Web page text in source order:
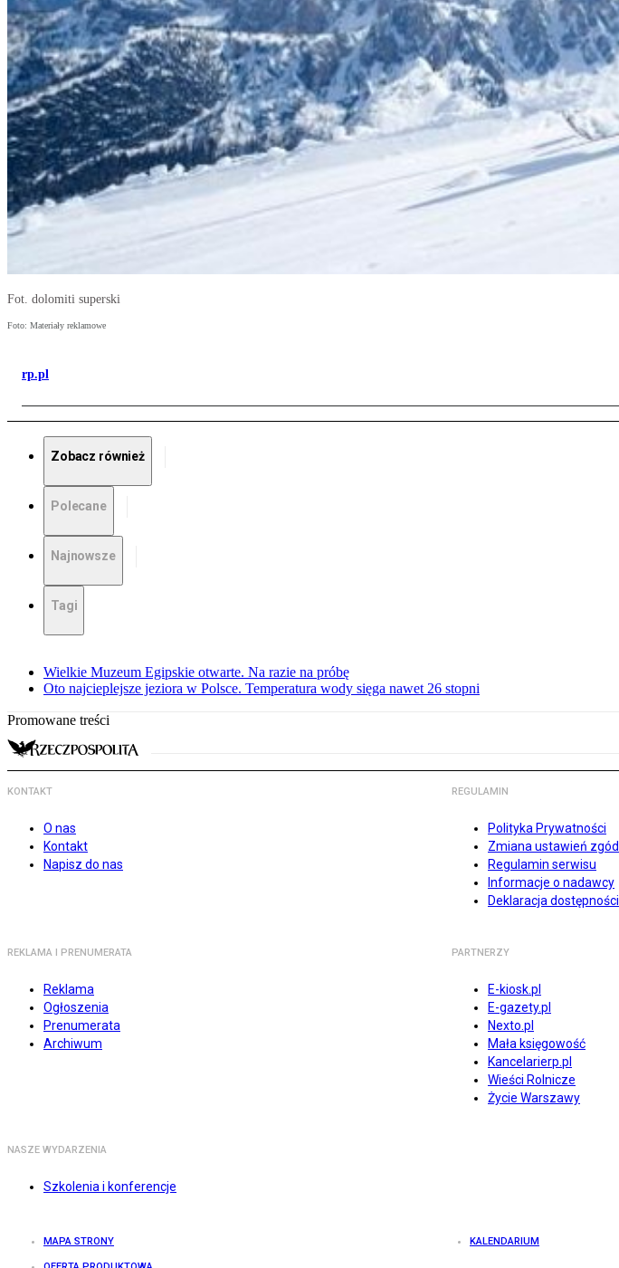
Fot. dolomiti superski
Foto: Materiały reklamowe
rp.pl
Zobacz również
Polecane
Najnowsze
Tagi
Wielkie Muzeum Egipskie otwarte. Na razie na próbę
Oto najcieplejsze jeziora w Polsce. Temperatura wody sięga nawet 26 stopni
Promowane treści
KONTAKT
O nas
Kontakt
Napisz do nas
REGULAMIN
Polityka Prywatności
Zmiana ustawień zgód
Regulamin serwisu
Informacje o nadawcy
Deklaracja dostępności
REKLAMA I PRENUMERATA
Reklama
Ogłoszenia
Prenumerata
Archiwum
PARTNERZY
E-kiosk.pl
E-gazety.pl
Nexto.pl
Mała księgowość
Kancelarierp.pl
Wieści Rolnicze
Życie Warszawy
NASZE WYDARZENIA
Szkolenia i konferencje
MAPA STRONY KALENDARIUM